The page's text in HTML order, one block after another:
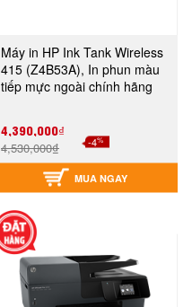
Máy in HP Ink Tank Wireless
415 (Z4B53A), In phun màu
tiếp mực ngoài chính hãng
4,390,000₫
4,530,000₫ -4%
MUA NGAY